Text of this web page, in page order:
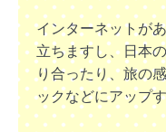
インターネットが
立ちますし、日本
り合ったり、旅の
ックなどにアップ